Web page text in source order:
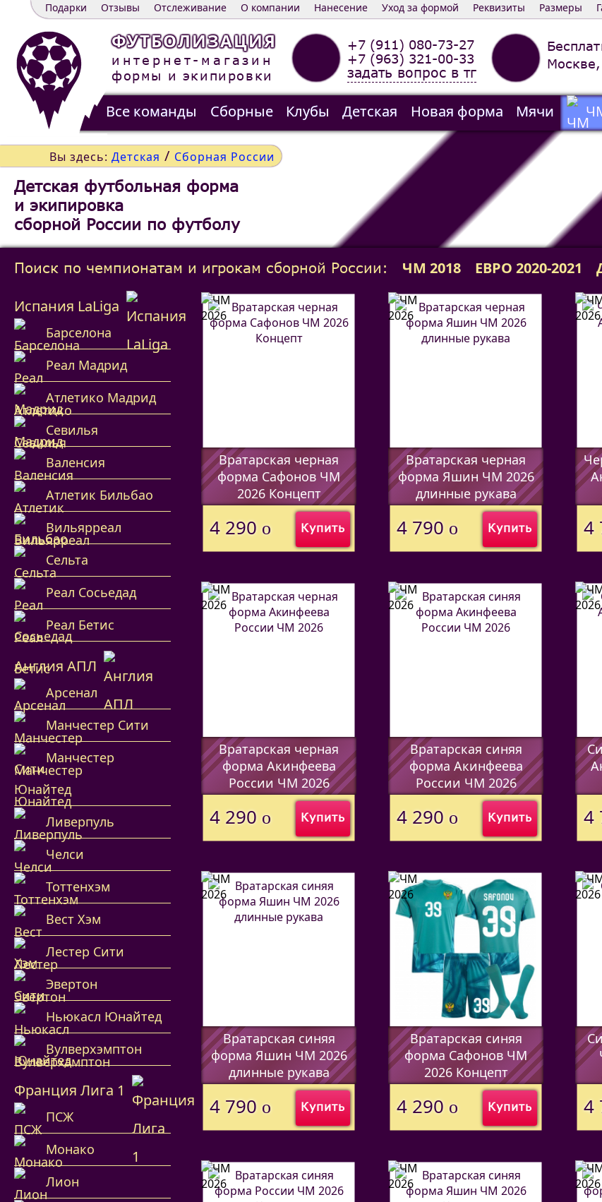
Размеры
Реквизиты
Уход за формой
Нанесение
О компании
Отслеживание
Отзывы
Подарки
ФУТБОЛИЗАЦИЯ
интернет-магазин
формы и экипировки
+7 (911) 080-73-27
+7 (963) 321-00-33
задать вопрос в тг
Все команды Сборные Клубы Детская Новая форма Мячи
Распродажа
Контакты
Вы здесь: Детская / Сборная России
Детская футбольная форма
и экипировка
сборной России по футболу
Поиск по чемпионатам и игрокам сборной России: ЧМ 2018 ЕВРО 2020-2021
Испания LaLiga
Барселона
Реал Мадрид
Атлетико Мадрид
Севилья
Валенсия
Атлетик Бильбао
Вильярреал
Сельта
Реал Сосьедад
Реал Бетис
Англия АПЛ
Арсенал
Манчестер Сити
Манчестер
Юнайтед
Ливерпуль
Челси
Тоттенхэм
Вест Хэм
Лестер Сити
Эвертон
Ньюкасл Юнайтед
Вулверхэмптон
Франция Лига 1
ПСЖ
Монако
Лион
Вратарская черная
форма Сафонов ЧМ
2026 Концепт
Купить
4 290 o
Вратарская черная
форма Яшин ЧМ 2026
длинные рукава
Купить
4 790 o 4
Вратарская черная
форма Акинфеева
России ЧМ 2026
Купить
4 290 o
Вратарская синяя
форма Акинфеева
России ЧМ 2026
Купить
4 290 o 4
Вратарская синяя
форма Яшин ЧМ 2026
длинные рукава
Купить
4 790 o
Вратарская синяя
форма Сафонов ЧМ
2026 Концепт
Купить
4 290 o 4